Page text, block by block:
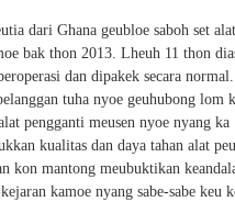
dari Ghana geubloe saboh set
bak thon 2013. Lheuh 11 thon
dan dipakek secara normal.
tuha nyoe geuhubong lom
pengganti meusen nyoe nyang
kualitas dan daya tahan alat
kon mantong meubuktikan
kamoe nyang sabe-sabe keu